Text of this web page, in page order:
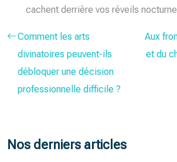
cachent derrière vos réveils
Comment les arts
divinatoires peuvent-ils
débloquer une décision
professionnelle difficile ?
Aux
et du
Nos derniers articles